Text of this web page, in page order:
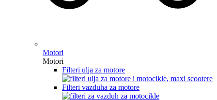
Motori
Motori
Filteri ulja za motore
Filteri vazduha za motore